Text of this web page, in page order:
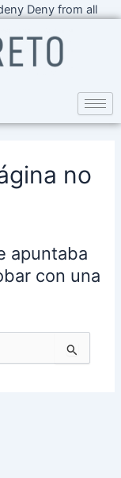
Deny from allIr
no
apuntaba
con una